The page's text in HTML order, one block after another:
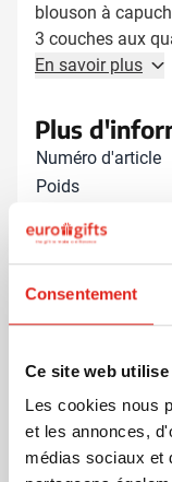
Consentement
Ce site web
Les cookies nous
et les annonces,
médias sociaux et
blouson à
3 couches aux
qui protègent
confortable en
fermetures
velcro, cordon
En savoir plus
Plus
Numéro d'article
Poids
Matière
Grammage
Dimensions
D'autres